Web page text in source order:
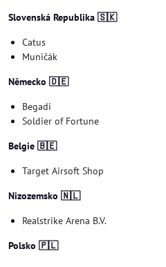
Slovenská Republika 🇸🇰
Catus
Muničák
Německo 🇩🇪
Begadi
Soldier of Fortune
Belgie 🇧🇪
Target Airsoft Shop
Nizozemsko 🇳🇱
Realstrike Arena B.V.
Polsko 🇵🇱